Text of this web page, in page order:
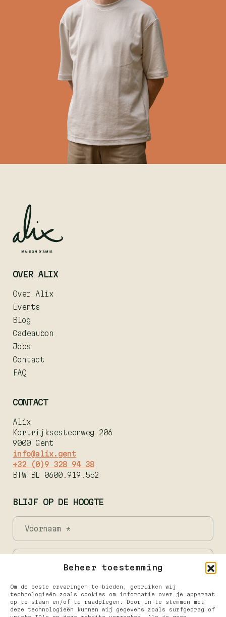
Beheer toestemming
Om de beste ervaringen te bieden, gebruiken wij
technologieën zoals cookies om informatie over je apparaat
op te slaan en/of te raadplegen. Door in te stemmen met
deze technologieën kunnen wij gegevens zoals surfgedrag of
OVER ALIX
Over Alix
Events
Blog
Cadeaubon
Jobs
Contact
FAQ
CONTACT
Alix
Kortrijksesteenweg 206
9000 Gent
info@alix.gent
+32 (0)9 328 94 38
BTW BE 0600.919.552
BLIJF OP DE HOOGTE